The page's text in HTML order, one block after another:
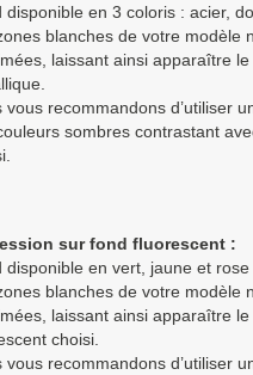
disponible en 3 coloris : acier,
blanches de votre modèle
laissant ainsi apparaître le
vous recommandons d’utiliser
sombres contrastant
sur fond fluorescent :
disponible en vert, jaune et rose
blanches de votre modèle
laissant ainsi apparaître le
choisi.
vous recommandons d’utiliser